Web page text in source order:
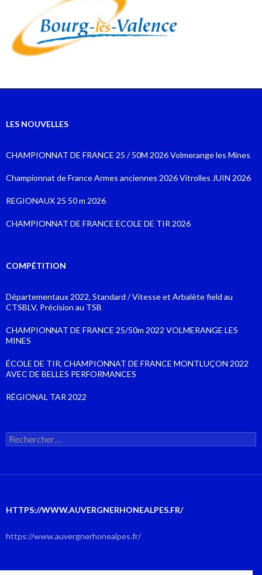
LES NOUVELLES
CHAMPIONNAT DE FRANCE 25 / 50M 2026 Volmerange les Mines
Championnat de France Armes anciennes 2026 Vitrolles JUIN 2026
REGIONAUX 25 50 m 2026
CHAMPIONNAT DE FRANCE ECOLE DE TIR 2026
COMPÉTITION
Départementaux 2022, Standard / Vitesse et Arbalète field au
CTSBLV, Précision au TSB
CHAMPIONNAT DE FRANCE 25/50m 2022 VOLMERANGE LES
MINES
ÉCOLE DE TIR, CHAMPIONNAT DE FRANCE MONTLUÇON 2022
AVEC DE BELLES PERFORMANCES
RÉGIONAL TAR 2022
Rechercher :
HTTPS://WWW.AUVERGNERHONEALPES.FR/
https://www.auvergnerhonealpes.fr/